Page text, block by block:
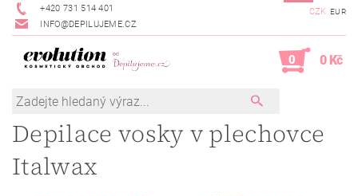
+420 731 514 401
INFO@DEPILUJEME.CZ
CZK EUR
0 0 Kč
Depilace vosky v plechovce
Italwax